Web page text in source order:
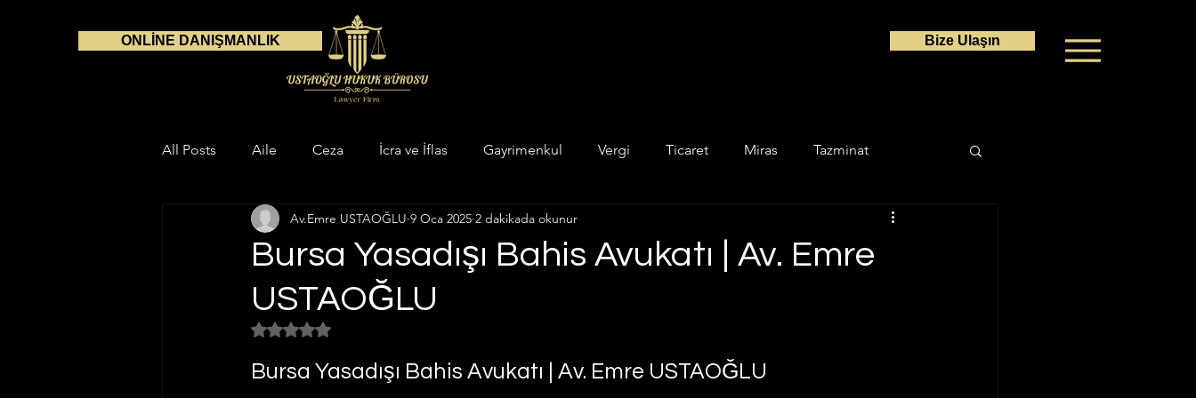
ONLİNE DANIŞMANLIK Bize Ulaşın
All Posts Aile Ceza İcra ve İflas Gayrimenkul Vergi Ticaret Miras Tazminat
Danışmanlık Avukat Sin categorizar Unkategorisiert
Çalışma Alanlarımız Aile Hukuku
Gayrimenkul Hukuku İnfaz ve Yatar Hesaplama İcra Hukuku İdare Hukuku
Bursa Yasadışı Bahis Avukatı | Av. Emre
USTAOĞLU
Av.Emre USTAOĞLU 9 Oca 2025 2 dakikada okunur
5 üzerinden NaN yıldız
Bursa Yasadışı Bahis Avukatı | Av. Emre USTAOĞLU